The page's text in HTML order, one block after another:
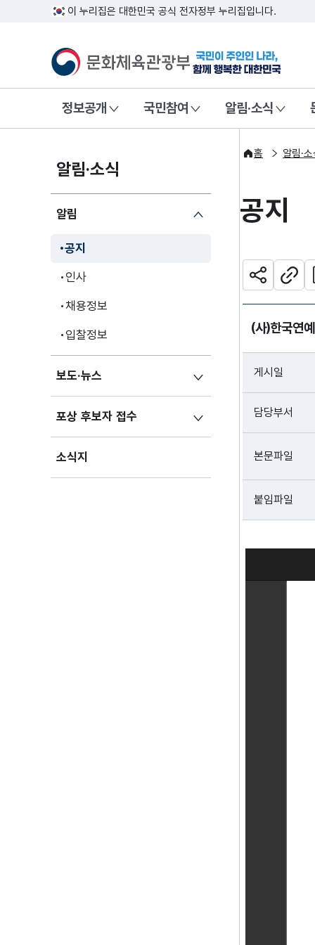
이 누리집은 대한민국 공식 전자정부 누리집입니다.
문화체육관광부국민이 주인
정보공개 국민참여 알림·소식
알림·소식
알림
공지
인사
채용정보
입찰정보
보도·뉴스
포상 후보자 접수
소식지
홈 알림·소
공지
공유하기주소
(사)한국연
게시일
담당부서
본문파일
붙임파일